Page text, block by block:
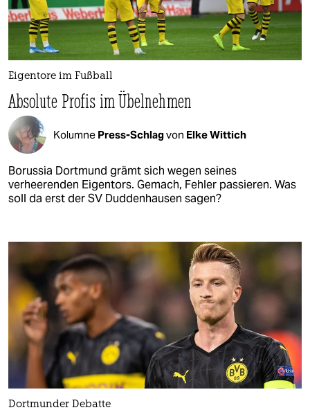
Eigentore im Fußball
Absolute Profis im Übelnehmen
Kolumne Press-Schlagvon Elke Wittich
Borussia Dortmund grämt sich wegen seines
verheerenden Eigentors. Gemach, Fehler passieren. Was
soll da erst der SV Duddenhausen sagen?
Dortmunder Debatte